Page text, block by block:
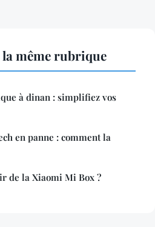
même rubrique
à dinan : simplifiez vos
en panne : comment la
de la Xiaomi Mi Box ?